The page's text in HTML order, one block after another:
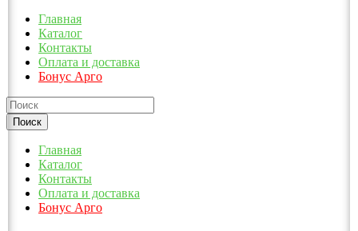
Главная
Каталог
Контакты
Оплата и доставка
Бонус Арго
Главная
Каталог
Контакты
Оплата и доставка
Бонус Арго